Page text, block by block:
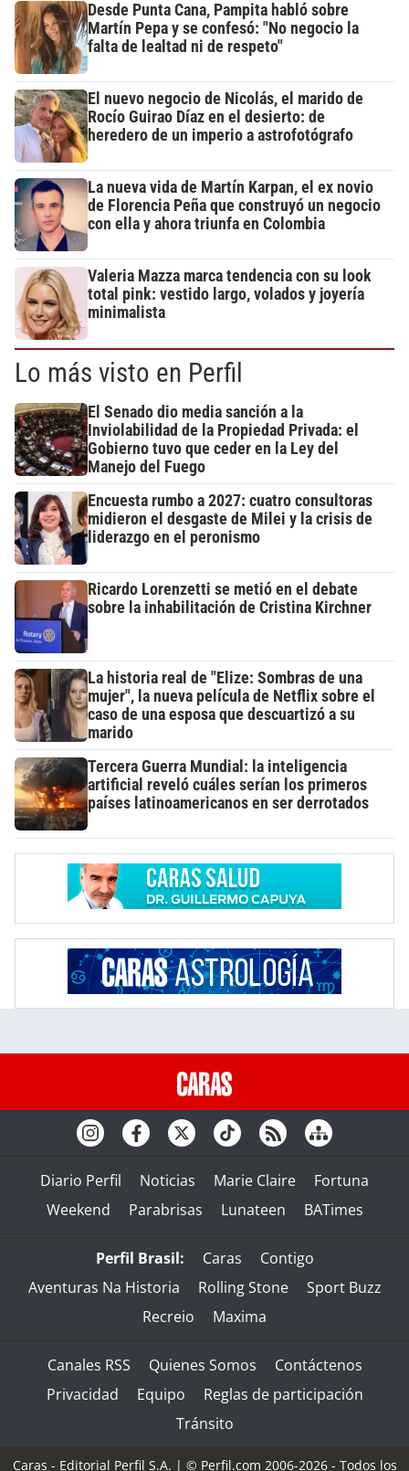
Desde Punta Cana, Pampita habló sobre
Martín Pepa y se confesó: "No negocio la
falta de lealtad ni de respeto"
El nuevo negocio de Nicolás, el marido de
Rocío Guirao Díaz en el desierto: de
heredero de un imperio a astrofotógrafo
La nueva vida de Martín Karpan, el ex novio
de Florencia Peña que construyó un negocio
con ella y ahora triunfa en Colombia
Valeria Mazza marca tendencia con su look
total pink: vestido largo, volados y joyería
minimalista
Lo más visto en Perfil
El Senado dio media sanción a la
Inviolabilidad de la Propiedad Privada: el
Gobierno tuvo que ceder en la Ley del
Manejo del Fuego
Encuesta rumbo a 2027: cuatro consultoras
midieron el desgaste de Milei y la crisis de
liderazgo en el peronismo
Ricardo Lorenzetti se metió en el debate
sobre la inhabilitación de Cristina Kirchner
La historia real de "Elize: Sombras de una
mujer", la nueva película de Netflix sobre el
caso de una esposa que descuartizó a su
marido
Tercera Guerra Mundial: la inteligencia
artificial reveló cuáles serían los primeros
países latinoamericanos en ser derrotados
Diario Perfil Noticias Marie Claire
Fortuna
Weekend
Parabrisas Lunateen BATimes
Perfil Brasil: Caras
Contigo
Aventuras Na Historia
Rolling Stone
Sport Buzz
Recreio
Maxima
Canales RSS Quienes Somos
Contáctenos
Privacidad
Equipo
Reglas de participación
Tránsito
Caras - Editorial Perfil S.A. | © Perfil.com 2006-2026 - Todos los